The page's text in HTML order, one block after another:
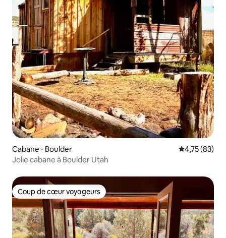
Cabane ⋅ Boulder Évaluation
4,75 (83)
Jolie cabane à Boulder Utah
Coup de cœur voyageurs
Coup de cœur voyageurs